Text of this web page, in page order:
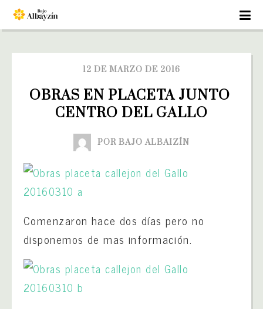
12 DE MARZO DE 2016
OBRAS EN PLACETA JUNTO
CENTRO DEL GALLO
POR BAJO ALBAIZÍN
Comenzaron hace dos días pero no
disponemos de mas información.